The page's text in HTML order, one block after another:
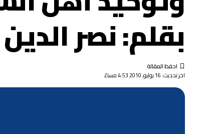
بقلم: نصر
اخر تحديث: 16 يوليو, 2010 4:53 مساءً